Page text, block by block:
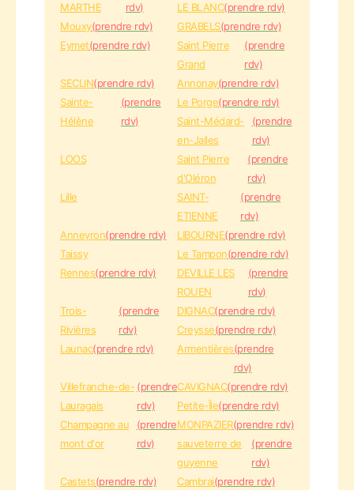
MARTHE
rdv)
LE BLANC(prendre rdv)
Mouxy(prendre rdv) GRABELS(prendre rdv)
Eymet(prendre rdv)
Saint Pierre
Grand
(prendre
rdv)
SECLIN(prendre rdv) Annonay(prendre rdv)
Sainte-
Hélène
(prendre
rdv)
Le Porge(prendre rdv)
Saint-Médard-
en-Jalles
(prendre
rdv)
LOOS
Saint Pierre
d'Oléron
(prendre
rdv)
Lille
SAINT-
ETIENNE
(prendre
rdv)
Anneyron(prendre rdv) LIBOURNE(prendre rdv)
Taissy
Le Tampon(prendre rdv)
Rennes(prendre rdv)
DEVILLE LES
ROUEN
(prendre
rdv)
Trois-
Rivières
(prendre
rdv)
DIGNAC(prendre rdv)
Creysse(prendre rdv)
Launac(prendre rdv) Armentières(prendre
rdv)
Villefranche-de-
Lauragais
(prendre
rdv)
CAVIGNAC(prendre rdv)
Petite-Île(prendre rdv)
Champagne au
mont d'or
(prendre
rdv)
MONPAZIER(prendre rdv)
sauveterre de
guyenne
(prendre
rdv)
Castets(prendre rdv) Cambrai(prendre rdv)